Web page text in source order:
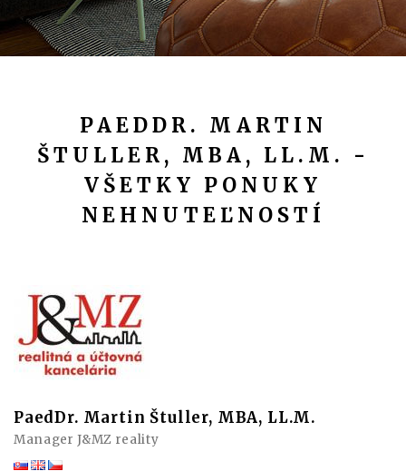
PAEDDR. MARTIN
ŠTULLER, MBA, LL.M. -
VŠETKY PONUKY
NEHNUTEĽNOSTÍ
PaedDr. Martin Štuller, MBA, LL.M.
Manager J&MZ reality